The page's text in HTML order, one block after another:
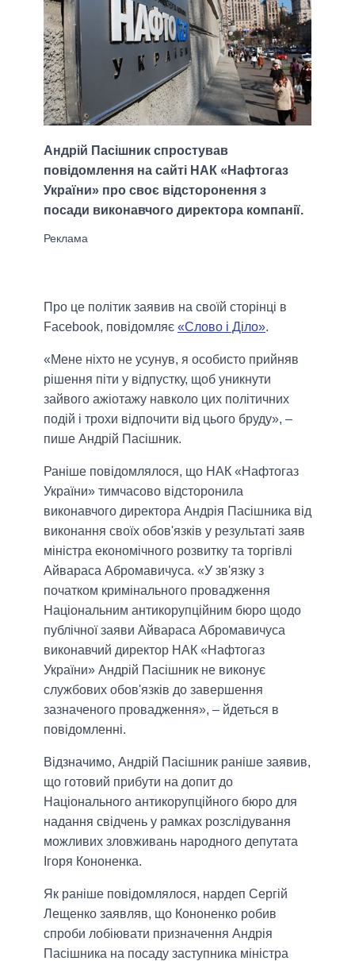
Андрій Пасішник спростував
повідомлення на сайті НАК «Нафтогаз
України» про своє відсторонення з
посади виконавчого директора компанії.
Про це політик заявив на своїй сторінці в
Facebook, повідомляє «Слово і Діло».
«Мене ніхто не усунув, я особисто прийняв
рішення піти у відпустку, щоб уникнути
зайвого ажіотажу навколо цих політичних
подій і трохи відпочити від цього бруду», –
пише Андрій Пасішник.
Раніше повідомлялося, що НАК «Нафтогаз
України» тимчасово відсторонила
виконавчого директора Андрія Пасішника від
виконання своїх обов'язків у результаті заяв
міністра економічного розвитку та торгівлі
Айвараса Абромавичуса. «У зв'язку з
початком кримінального провадження
Національним антикорупційним бюро щодо
публічної заяви Айвараса Абромавичуса
виконавчий директор НАК «Нафтогаз
України» Андрій Пасішник не виконує
службових обов'язків до завершення
зазначеного провадження», – йдеться в
повідомленні.
Відзначимо, Андрій Пасішник раніше заявив,
що готовий прибути на допит до
Національного антикорупційного бюро для
надання свідчень у рамках розслідування
можливих зловживань народного депутата
Ігоря Кононенка.
Як раніше повідомлялося, нардеп Сергій
Лещенко заявляв, що Кононенко робив
спроби лобіювати призначення Андрія
Пасішника на посаду заступника міністра